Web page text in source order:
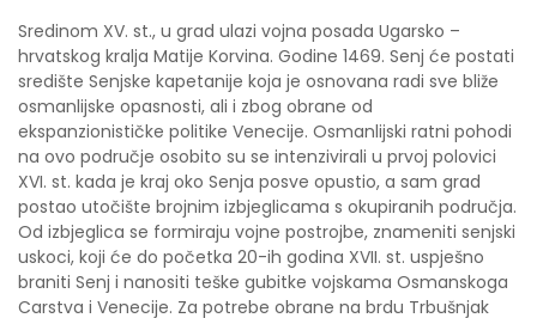
Sredinom XV. st., u grad ulazi vojna posada Ugarsko –
hrvatskog kralja Matije Korvina. Godine 1469. Senj će postati
središte Senjske kapetanije koja je osnovana radi sve bliže
osmanlijske opasnosti, ali i zbog obrane od
ekspanzionističke politike Venecije. Osmanlijski ratni pohodi
na ovo područje osobito su se intenzivirali u prvoj polovici
XVI. st. kada je kraj oko Senja posve opustio, a sam grad
postao utočište brojnim izbjeglicama s okupiranih područja.
Od izbjeglica se formiraju vojne postrojbe, znameniti senjski
uskoci, koji će do početka 20-ih godina XVII. st. uspješno
braniti Senj i nanositi teške gubitke vojskama Osmanskoga
Carstva i Venecije. Za potrebe obrane na brdu Trbušnjak